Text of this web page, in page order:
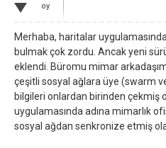
oy
Merhaba, haritalar
bulmak çok zordu. Ancak yeni
eklendi. Büromu mimar
çeşitli sosyal ağlara üye (swarm
bilgileri onlardan birinden çekmiş
uygulamasında adına mimarlık
sosyal ağdan senkronize etmiş